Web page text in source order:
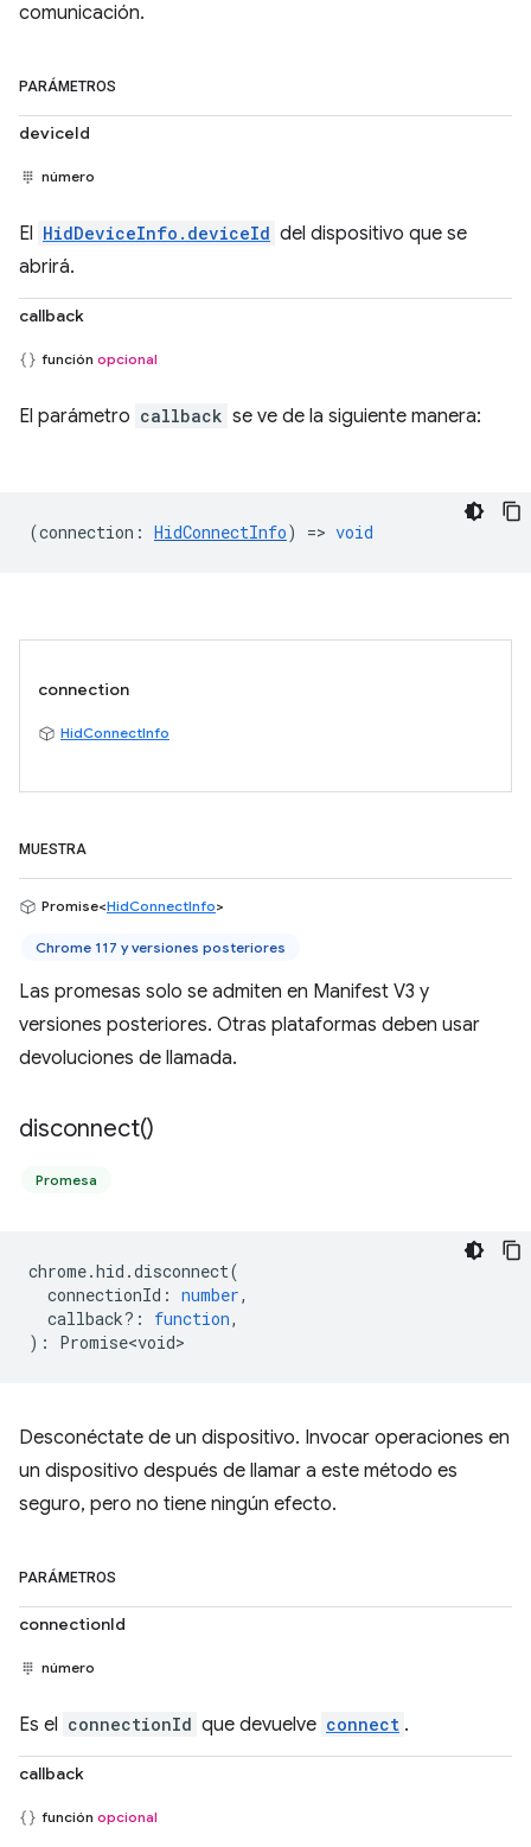
comunicación.
PARÁMETROS
deviceId
número
El HidDeviceInfo.deviceId del dispositivo que se
abrirá.
callback
función opcional
El parámetro callback se ve de la siguiente manera:
(connection : HidConnectInfo) => void
connection
HidConnectInfo
MUESTRA
Promise<HidConnectInfo>
Chrome 117 y versiones posteriores
Las promesas solo se admiten en Manifest V3 y
versiones posteriores. Otras plataformas deben usar
devoluciones de llamada.
disconnect()
Promesa
chrome.hid .disconnect(
connectionId : number,
callback? : function,
) : Promise<void>
Desconéctate de un dispositivo. Invocar operaciones en
un dispositivo después de llamar a este método es
seguro, pero no tiene ningún efecto.
PARÁMETROS
connectionId
número
Es el connectionId que devuelve connect .
callback
función opcional